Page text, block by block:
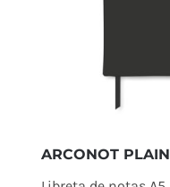
ARCONOT PLAIN